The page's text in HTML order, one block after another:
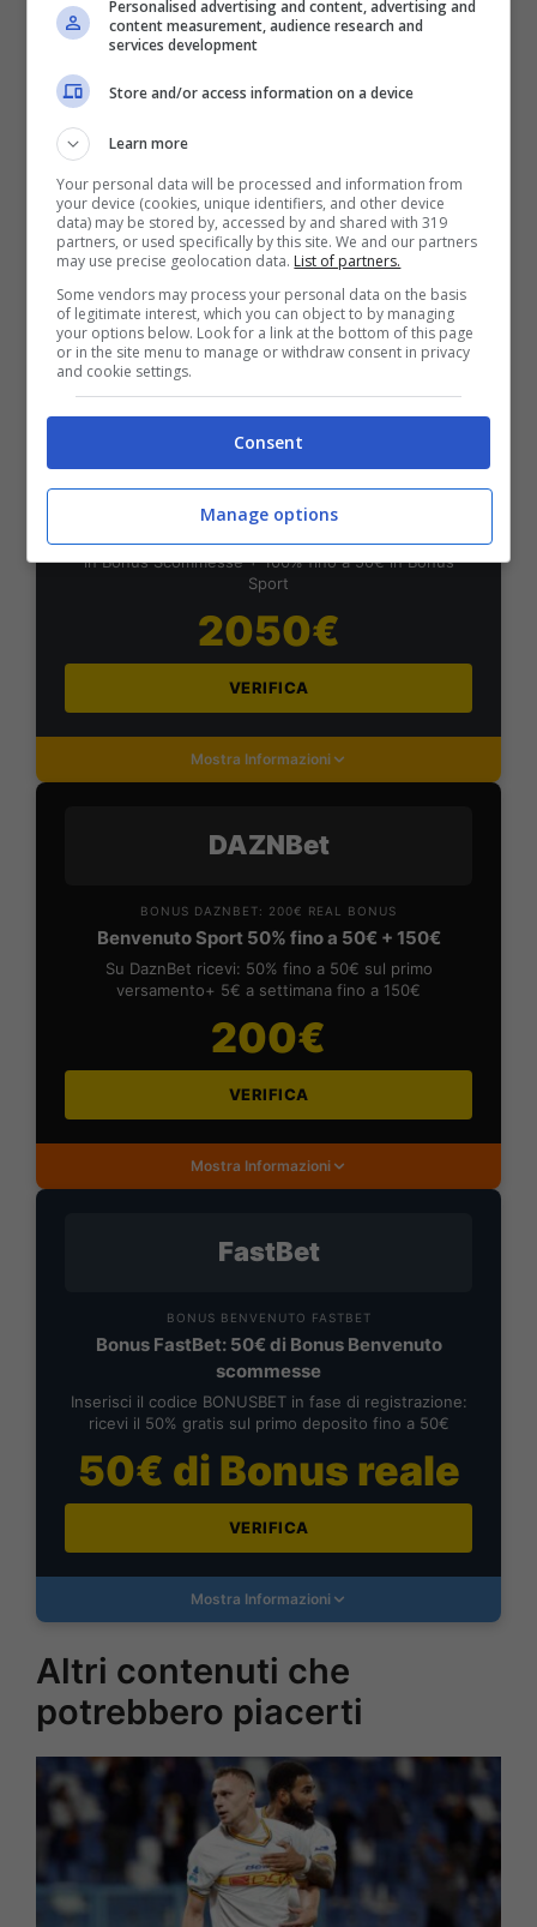
SNAI
50% sul deposito fino a 50€
1000€
VERIFICA
Mostra Informazioni
PlanetWin365
Planetwin365: 2050€ per sport e scommesse
Iscrivendoti a PlanetWin365 ricevi: 100% fino a 2000€
in Bonus Scommesse + 100% fino a 50€ in Bonus
Sport
2050€
VERIFICA
Mostra Informazioni
DAZNBet
BONUS DAZNBET: 200€ REAL BONUS
Benvenuto Sport 50% fino a 50€ + 150€
Su DaznBet ricevi: 50% fino a 50€ sul primo
versamento+ 5€ a settimana fino a 150€
200€
VERIFICA
Mostra Informazioni
FastBet
BONUS BENVENUTO FASTBET
Bonus FastBet: 50€ di Bonus Benvenuto
scommesse
Inserisci il codice BONUSBET in fase di registrazione:
ricevi il 50% gratis sul primo deposito fino a 50€
50€ di Bonus reale
VERIFICA
Mostra Informazioni
Altri contenuti che
potrebbero piacerti
Personalised advertising and content, advertising and
content measurement, audience research and
services development
Store and/or access information on a device
Learn more
Your personal data will be processed and information from
your device (cookies, unique identifiers, and other device
data) may be stored by, accessed by and shared with 319
partners, or used specifically by this site. We and our partners
may use precise geolocation data. List of partners.
Some vendors may process your personal data on the basis
of legitimate interest, which you can object to by managing
your options below. Look for a link at the bottom of this page
or in the site menu to manage or withdraw consent in privacy
and cookie settings.
Consent
Manage options